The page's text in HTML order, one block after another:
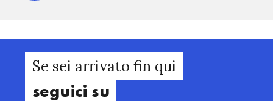
Se sei arrivato fin qui
seguici su